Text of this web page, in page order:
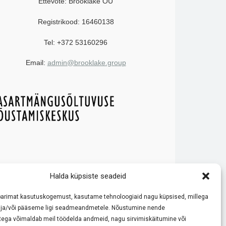
Halda küpsiste seadeid
kasutuskogemust, kasutame tehnoloogiaid nagu küpsised, millega
või pääseme ligi seadmeandmetele. Nõustumine nende
võimaldab meil töödelda andmeid, nagu sirvimiskäitumine või
Registrikood: 16460138
Tel: +372 53160296
Email: admin@brooklake.group
reeglitega ja käituge vastutustundlikult!
ja tutvustamisele. Meie eesmärk on pakkuda
reeglite ja boonustingimustega enne mängimist.